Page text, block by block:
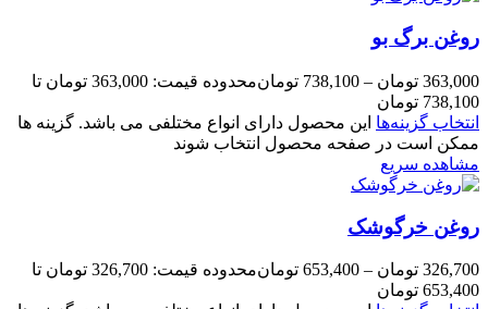
روغن برگ بو
363,000 تومان –
738,100 تومان
محدوده قیمت: 363,000 تومان تا
738,100 تومان
انتخاب گزینه‌ها این محصول دارای انواع مختلفی می باشد. گزینه ها
ممکن است در صفحه محصول انتخاب شوند
مشاهده سریع
روغن خرگوشک
326,700 تومان –
653,400 تومان
محدوده قیمت: 326,700 تومان تا
653,400 تومان